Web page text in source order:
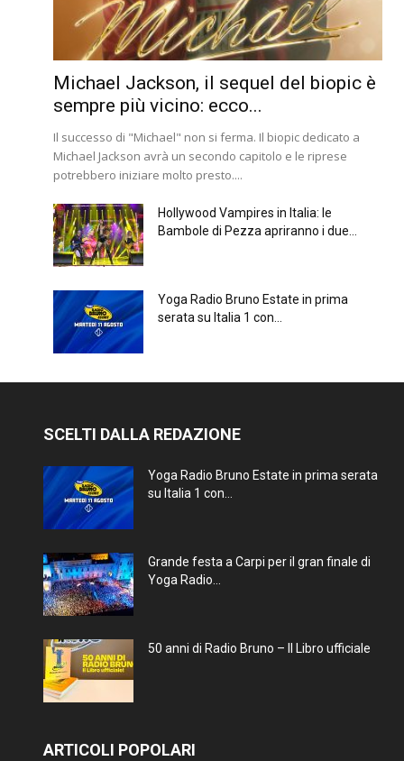
Michael Jackson, il sequel del biopic è
sempre più vicino: ecco...
Il successo di "Michael" non si ferma. Il biopic dedicato a
Michael Jackson avrà un secondo capitolo e le riprese
potrebbero iniziare molto presto....
Hollywood Vampires in Italia: le
Bambole di Pezza apriranno i due...
Yoga Radio Bruno Estate in prima
serata su Italia 1 con...
SCELTI DALLA REDAZIONE
Yoga Radio Bruno Estate in prima serata
su Italia 1 con...
Grande festa a Carpi per il gran finale di
Yoga Radio...
50 anni di Radio Bruno – Il Libro ufficiale
ARTICOLI POPOLARI